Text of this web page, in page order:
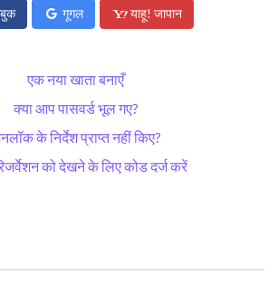
गूगल याहू! जापान
एक नया खाता बनाएँ
क्या आप पासवर्ड भूल गए?
के निर्देश प्राप्त नहीं किए?
को देखने के लिए कोड दर्ज करें